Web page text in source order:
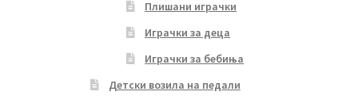
Плишани играчки
Играчки за деца
Играчки за бебиња
Детски возила на педали